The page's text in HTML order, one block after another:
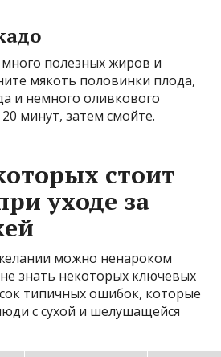
полезных жиров и
мякоть половинки плода,
и немного оливкового
минут, затем смойте.
стоит
уходе за
можно ненароком
знать некоторых ключевых
типичных ошибок, которые
с сухой и шелушащейся